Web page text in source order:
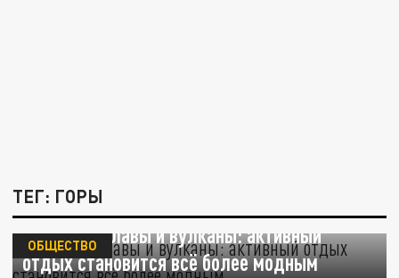
ТЕГ: ГОРЫ
Походы, сплавы и вулканы: активный
отдых становится всё более модным
ОБЩЕСТВО